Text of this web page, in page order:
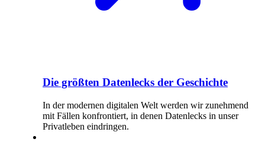
Die größten Datenlecks der Geschichte
In der modernen digitalen Welt werden wir zunehmend
mit Fällen konfrontiert, in denen Datenlecks in unser
Privatleben eindringen.